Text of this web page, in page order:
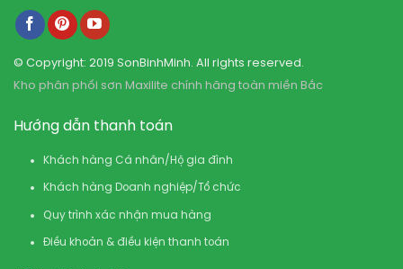
© Copyright: 2019 SonBinhMinh. All rights reserved.
Kho phân phối sơn Maxilite chính hãng toàn miền Bắc
Hướng dẫn thanh toán
Khách hàng Cá nhân/Hộ gia đình
Khách hàng Doanh nghiệp/Tổ chức
Quy trình xác nhận mua hàng
Điều khoản & điều kiện thanh toán